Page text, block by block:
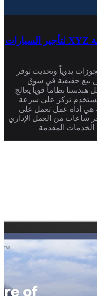
هندسة نظام حجز متكامل لشركة XYZ لتأجير السيارات
يدوياً وتحديث توفر
بيع حقيقية في سوق
هندسنا نظاماً قوياً يعالج
مستخدم تركز على سرعة
هي أداة عمل تعمل على
ساعات من العمل الإداري
المقدمة